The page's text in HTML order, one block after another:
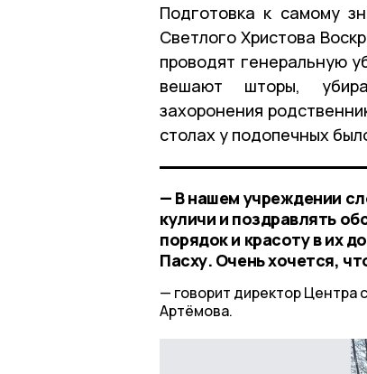
Подготовка к самому
Светлого Христова
проводят генеральную
вешают шторы,
захоронения
столах у подопечных
— В нашем учреждении
куличи и поздравлять
порядок и красоту в их
Пасху. Очень хочется,
говорит директор Центра
Артёмова.